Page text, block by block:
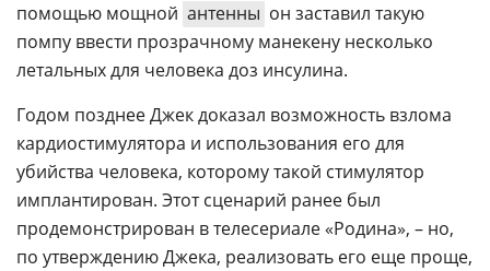
помощью мощной антенны он заставил такую
помпу ввести прозрачному манекену несколько
летальных для человека доз инсулина.
Годом позднее Джек доказал возможность взлома
кардиостимулятора и использования его для
убийства человека, которому такой стимулятор
имплантирован. Этот сценарий ранее был
продемонстрирован в телесериале «Родина», – но,
по утверждению Джека, реализовать его еще проще,